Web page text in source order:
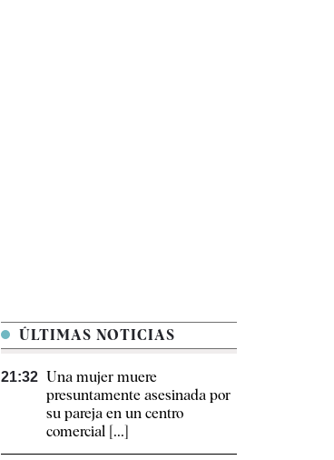
ÚLTIMAS NOTICIAS
21:32 Una mujer muere
presuntamente asesinada por
su pareja en un centro
comercial [...]